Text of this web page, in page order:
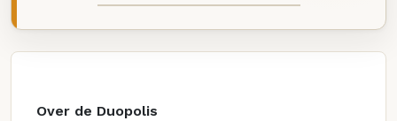
Over de Duopolis